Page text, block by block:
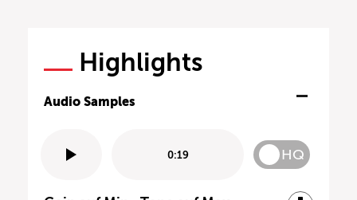
Highlights
Audio Samples
0:19 HQ